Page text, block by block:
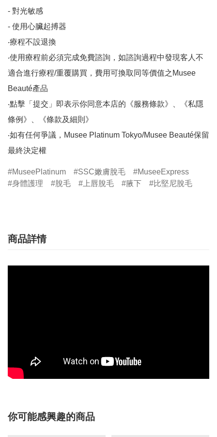
- 對光敏感
- 使用心臟起搏器
‧療程不設退換
‧使用療程前必須完成免費諮詢，如諮詢過程中發現客人不
適合進行療程/重覆購買，費用可換取同等價值之Musee
Beauté產品
‧點擊「提交」即表示你同意本店的《服務條款》、《私隱
條例》、《條款及細則》
‧如有任何爭議，Musee Platinum Tokyo/Musee Beauté保留
MuseePlatinum SSC嫩膚脫毛
MuseeExpress
身體護理
脫毛 上唇脫毛 腋下 比堅尼脫毛
商品詳情
你可能感興趣的商品